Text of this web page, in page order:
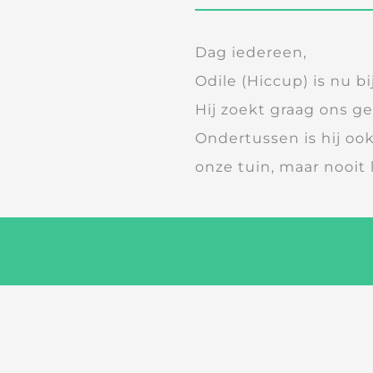
Dag iedereen,
Odile (Hiccup) is nu
Hij zoekt graag ons
Ondertussen is hij
onze tuin, maar